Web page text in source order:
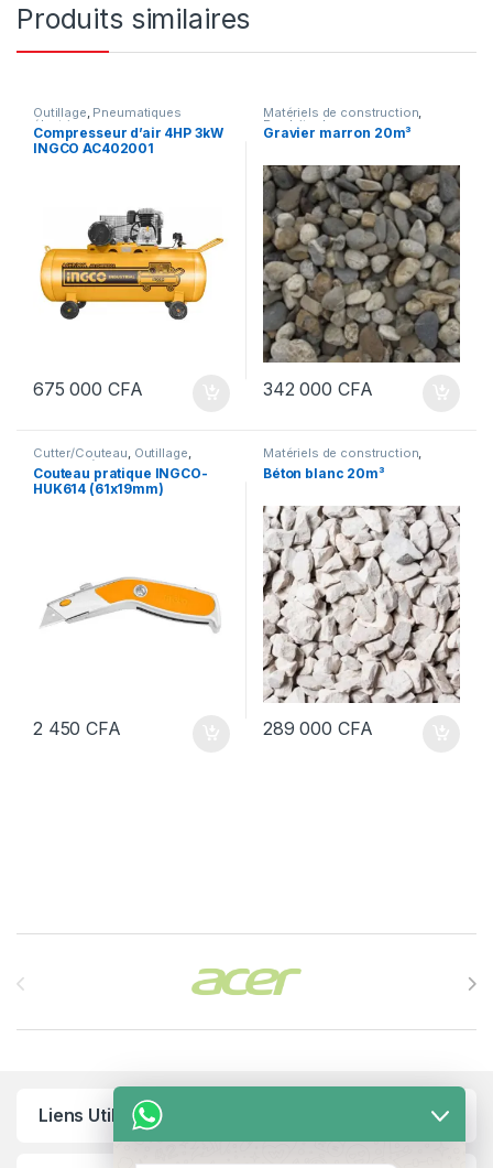
Produits similaires
Outillage, Pneumatiques
électriques
Compresseur d’air 4HP 3kW
INGCO AC402001
675 000 CFA
Matériels de construction,
Produits de gros œuvre
Gravier marron 20m³
342 000 CFA
Cutter/Couteau, Outillage,
Outillage à main
Couteau pratique INGCO-
HUK614 (61x19mm)
2 450CFA
Matériels de construction,
Produits de gros œuvre
Béton blanc 20m³
289 000 CFA
Liens Utiles